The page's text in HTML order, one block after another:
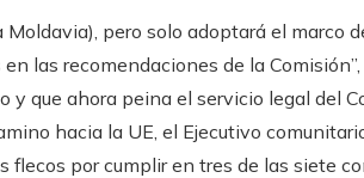
pero solo adoptará el marco
las recomendaciones de la
que ahora peina el servicio legal del
hacia la UE, el Ejecutivo
por cumplir en tres de las siete